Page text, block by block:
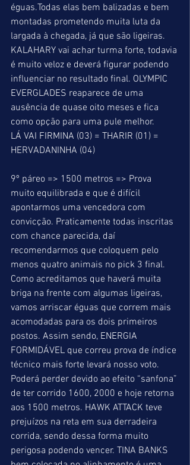
éguas.Todas elas bem balizadas e bem
montadas prometendo muita luta da
largada à chegada, já que são ligeiras.
KALAHARY vai achar turma forte, todavia
é muito veloz e deverá figurar podendo
influenciar no resultado final. OLYMPIC
EVERGLADES reaparece de uma
ausência de quase oito meses e fica
como opção para uma pule melhor.
LÁ VAI FIRMINA (03) = THARIR (01) =
HERVADANINHA (04)
9º páreo => 1500 metros => Prova
muito equilibrada e que é difícil
apontarmos uma vencedora com
convicção. Praticamente todas inscritas
com chance parecida, daí
recomendarmos que coloquem pelo
menos quatro animais no pick 3 final.
Como acreditamos que haverá muita
briga na frente com algumas ligeiras,
vamos arriscar éguas que correm mais
acomodadas para os dois primeiros
postos. Assim sendo, ENERGIA
FORMIDÁVEL que correu prova de índice
técnico mais forte levará nosso voto.
Poderá perder devido ao efeito “sanfona”
de ter corrido 1600, 2000 e hoje retorna
aos 1500 metros. HAWK ATTACK teve
prejuízos na reta em sua derradeira
corrida, sendo dessa forma muito
perigosa podendo vencer. TINA BANKS